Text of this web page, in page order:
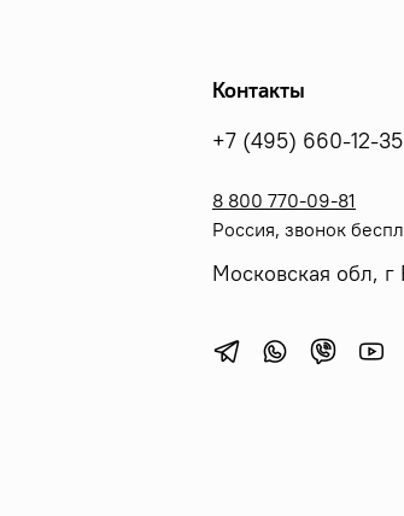
Контакты
+7 (495) 660-12-35
8 800 770-09-81
Россия, звонок
Московская обл,